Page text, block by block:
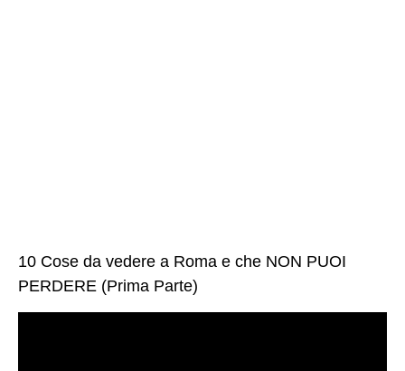
10 Cose da vedere a Roma e che NON PUOI
PERDERE (Prima Parte)